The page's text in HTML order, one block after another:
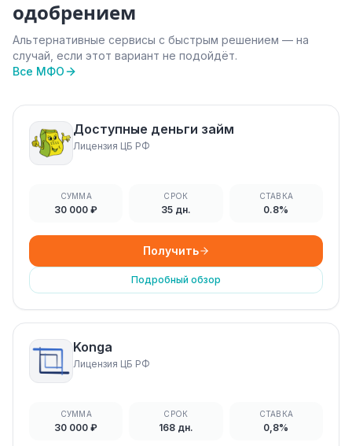
одобрением
Альтернативные сервисы с быстрым решением — на
случай, если этот вариант не подойдёт.
Все МФО
Доступные деньги займ
Лицензия ЦБ РФ
СУММА
30 000 ₽
СРОК
35 дн.
СТАВКА
0.8%
Получить
Подробный обзор
Konga
Лицензия ЦБ РФ
СУММА
30 000 ₽
СРОК
168 дн.
СТАВКА
0,8%